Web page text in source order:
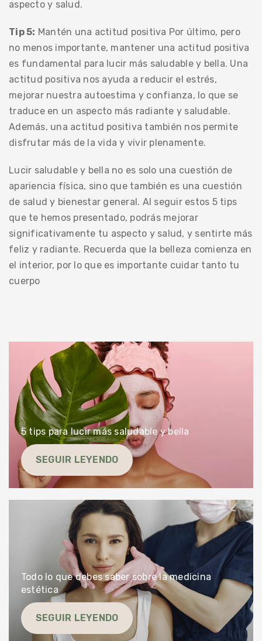
aspecto y salud.
Tip 5: Mantén una actitud positiva Por último, pero
no menos importante, mantener una actitud positiva
es fundamental para lucir más saludable y bella. Una
actitud positiva nos ayuda a reducir el estrés,
mejorar nuestra autoestima y confianza, lo que se
traduce en un aspecto más radiante y saludable.
Además, una actitud positiva también nos permite
disfrutar más de la vida y vivir plenamente.
Lucir saludable y bella no es solo una cuestión de
apariencia física, sino que también es una cuestión
de salud y bienestar general. Al seguir estos 5 tips
que te hemos presentado, podrás mejorar
significativamente tu aspecto y salud, y sentirte más
feliz y radiante. Recuerda que la belleza comienza en
el interior, por lo que es importante cuidar tanto tu
cuerpo
5 tips para lucir más saludable y bella
SEGUIR LEYENDO
Todo lo que debes saber sobre la medicina
estética
SEGUIR LEYENDO